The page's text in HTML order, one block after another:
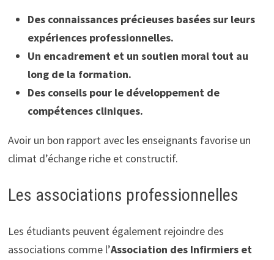
Des connaissances précieuses basées sur leurs
expériences professionnelles.
Un encadrement et un soutien moral tout au
long de la formation.
Des conseils pour le développement de
compétences cliniques.
Avoir un bon rapport avec les enseignants favorise un
climat d’échange riche et constructif.
Les associations professionnelles
Les étudiants peuvent également rejoindre des
associations comme l’Association des Infirmiers et